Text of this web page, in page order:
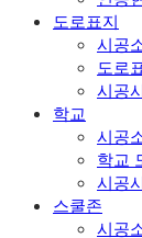
도로표지
시공
도로
시공
학교
시공
학교
시공
스쿨존
시공